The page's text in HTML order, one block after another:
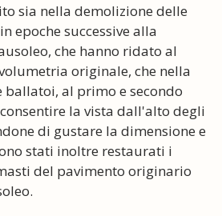
sia nella demolizione delle
epoche successive alla
che hanno ridato al
originale, che nella
ballatoi, al primo e secondo
la vista dall'alto degli
di gustare la dimensione e
stati inoltre restaurati i
del pavimento originario